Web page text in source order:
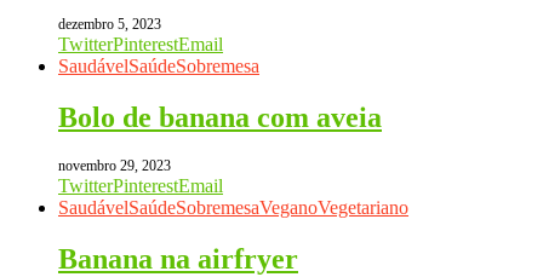
dezembro 5, 2023
TwitterPinterestEmail
SaudávelSaúdeSobremesa
Bolo de banana com aveia
novembro 29, 2023
TwitterPinterestEmail
SaudávelSaúdeSobremesaVeganoVegetariano
Banana na airfryer